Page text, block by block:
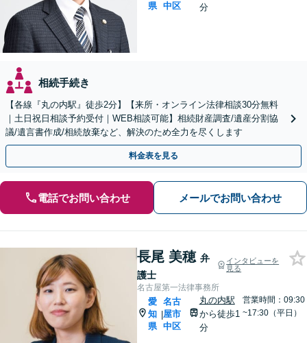
県 中区
分
相続手続き
【各線『丸の内駅』徒歩2分】【来所・オンライン法律相談30分無料
｜土日祝日相談予約受付｜WEB相談可能】相続財産調査/遺産分割協
議/遺言書作成/相続放棄など、解決のため全力を尽くします
料金表を見る
電話でお問い合わせ メールでお問い合わせ
長尾 美穂 弁
護士
インタビューを
見る
名古屋第一法律事務所
愛
知
県
|
名古
屋市
中区
丸の内駅
から徒歩1
分
営業時間：09:30
~17:30（平日）